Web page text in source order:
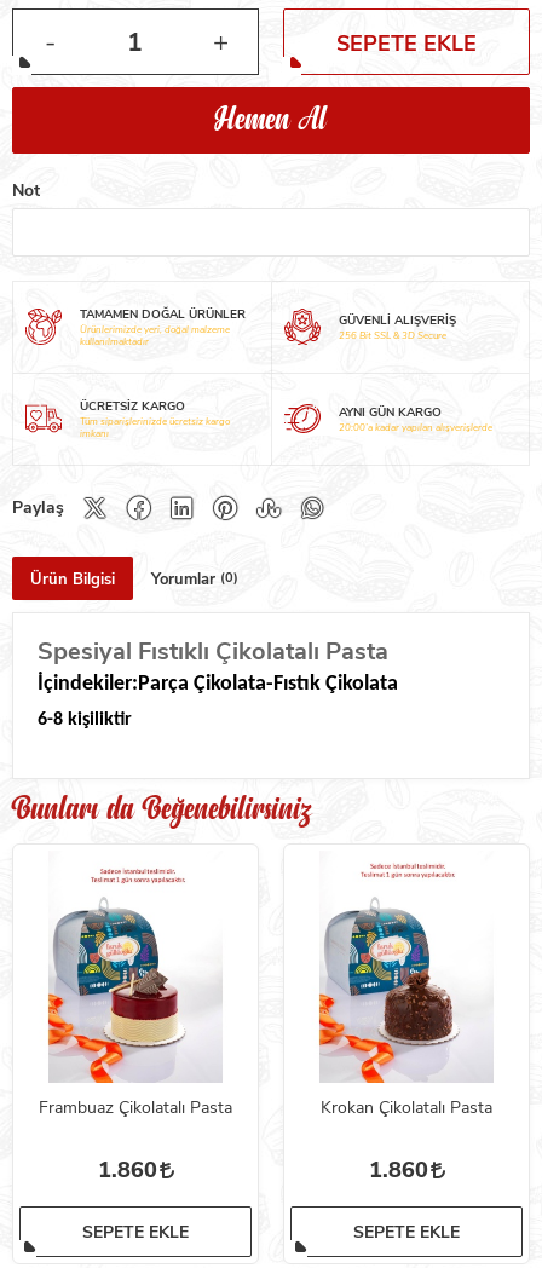
- + SEPETE EKLE
Hemen Al
Not
TAMAMEN DOĞAL ÜRÜNLER
Ürünlerimizde yeri, doğal malzeme
kullanılmaktadır
GÜVENLİ ALIŞVERİŞ
256 Bit SSL & 3D Secure
ÜCRETSİZ KARGO
Tüm siparişlerinizde ücretsiz kargo
imkanı
AYNI GÜN KARGO
20:00’a kadar yapılan alışverişlerde
Ürün Bilgisi Yorumlar (0)
Spesiyal Fıstıklı Çikolatalı Pasta
İçindekiler:Parça Çikolata-Fıstık Çikolata
6-8 kişiliktir
Bunları da Beğenebilirsiniz
Frambuaz Çikolatalı Pasta
1.860
SEPETE EKLE
Krokan Çikolatalı Pasta
1.860
SEPETE EKLE